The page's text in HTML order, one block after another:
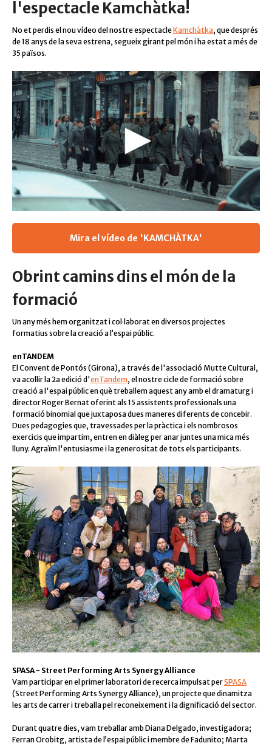
l'espectacle Kamchàtka!
No et perdis el nou vídeo del nostre espectacleKamchàtka, que després
de 18 anys de la seva estrena, segueix girant pel món i ha estat a més de
35 països.
Mira el vídeo de 'KAMCHÀTKA'
Obrint camins dins el món de la
formació
Un any més hem organitzat i col·laborat en diversos projectes
formatius sobre la creació a l’espai públic.
enTANDEM
El Convent de Pontós (Girona), a través de l'associació Mutte Cultural,
va acollir la 2a edició d'enTandem, el nostre cicle de formació sobre
creació a l'espai públic en què treballem aquest any amb el dramaturg i
director Roger Bernat oferint als 15 assistents professionals una
formació binomial que juxtaposa dues maneres diferents de concebir.
Dues pedagogies que, travessades per la pràctica i els nombrosos
exercicis que impartim, entren en diàleg per anar juntes una mica més
lluny. Agraïm l'entusiasme i la generositat de tots els participants.
SPASA - Street Performing Arts Synergy Alliance
Vam participar en el primer laboratori de recerca impulsat perSPASA
(Street Performing Arts Synergy Alliance), un projecte que dinamitza
les arts de carrer i treballa pel reconeixement i la dignificació del sector.
Durant quatre dies, vam treballar amb Diana Delgado, investigadora;
Ferran Orobitg, artista de l’espai públic i membre de Fadunito; Marta